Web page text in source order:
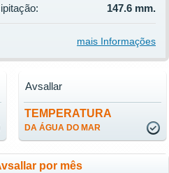
147.6 mm.
mais Informações
TEMPERATURA
DA ÁGUA DO MAR
Avsallar
por mês